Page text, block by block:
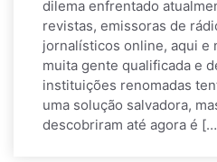
dilema enfrentado
revistas, emissoras de
jornalísticos online, aqui e
muita gente qualificada e
instituições renomadas
uma solução salvadora,
descobriram até agora é